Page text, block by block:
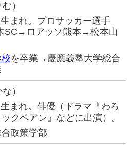
）
まれ。プロサッカー選手
SC→ロアッソ熊本→松本山
を卒業→慶應義塾大学総合
）
まれ。俳優（ドラマ『わろ
クペアン』などに出演）。
政策学部